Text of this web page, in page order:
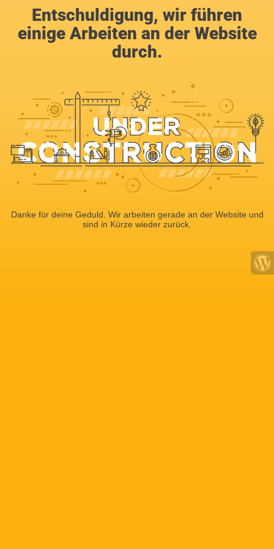
Entschuldigung, wir führen
einige Arbeiten an der Website
durch.
Danke für deine Geduld. Wir arbeiten gerade an der Website und
sind in Kürze wieder zurück.